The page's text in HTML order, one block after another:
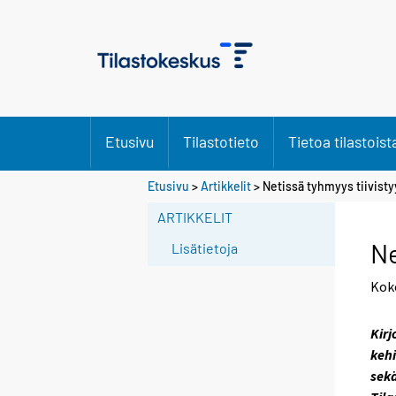
Etusivu Tilastotieto Tietoa
Etusivu >Artikkelit> Netissä tyhmyys
ARTIKKELIT
Lisätietoja
S
i